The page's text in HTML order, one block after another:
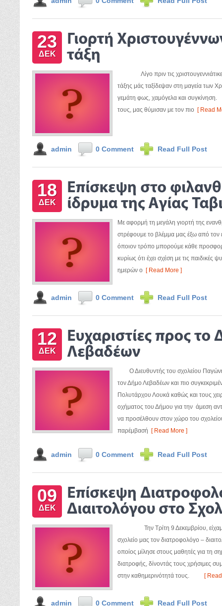
23
ΔΕΚ
Λίγο πριν τις
τάξης μάς ταξίδεψαν στη μαγεία των
γεμάτη φως, χαμόγελα και
τους, μας θύμισαν με τον πιο [ Read
admin 0 Comment Read Full Post
18
ΔΕΚ
Με αφορμή τη μεγάλη γιορτή της
στρέφουμε το βλέμμα μας έξω από τον
όποιον τρόπο μπορούμε κάθε
κυρίως ότι έχει σχέση με τις
ημερών ο [ Read More ]
admin 0 Comment Read Full Post
12
ΔΕΚ
Ο Διευθυντής του σχολείου
τον Δήμο Λεβαδέων και πιο
Πολυτάρχου Λουκά καθώς και τους
οχήματος του Δήμου για την άμεση
να προσέλθουν στον χώρο του
παρέμβασή [ Read More ]
admin 0 Comment Read Full Post
09
ΔΕΚ
Την Τρίτη 9 Δεκεμβρίου, είχαμε
σχολείο μας τον διατροφολόγο –
οποίος μίλησε στους μαθητές για τη
διατροφής, δίνοντάς τους χρήσιμες
στην καθημερινότητά τους.
[
admin 0 Comment Read Full Post